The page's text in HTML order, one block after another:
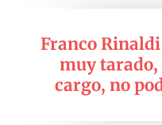
Franco
muy
cargo, no